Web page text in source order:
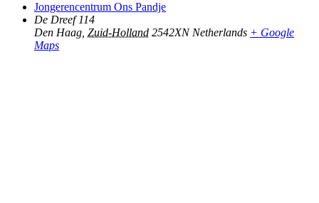
Jongerencentrum Ons Pandje
De Dreef 114
Den Haag Zuid-Holland 2542XN Netherlands + Google
Maps